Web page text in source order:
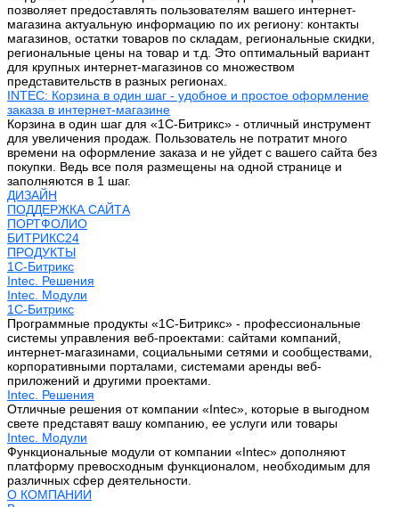
позволяет предоставлять пользователям вашего интернет-
магазина актуальную информацию по их региону: контакты
магазинов, остатки товаров по складам, региональные скидки,
региональные цены на товар и т.д. Это оптимальный вариант
для крупных интернет-магазинов со множеством
представительств в разных регионах.
INTEC: Корзина в один шаг - удобное и простое оформление
заказа в интернет-магазине
Корзина в один шаг для «1С-Битрикс» - отличный инструмент
для увеличения продаж. Пользователь не потратит много
времени на оформление заказа и не уйдет с вашего сайта без
покупки. Ведь все поля размещены на одной странице и
заполняются в 1 шаг.
ДИЗАЙН
ПОДДЕРЖКА САЙТА
ПОРТФОЛИО
БИТРИКС24
ПРОДУКТЫ
1С-Битрикс
Intec. Решения
Intec. Модули
1С-Битрикс
Программные продукты «1С-Битрикс» - профессиональные
системы управления веб-проектами: сайтами компаний,
интернет-магазинами, социальными сетями и сообществами,
корпоративными порталами, системами аренды веб-
приложений и другими проектами.
Intec. Решения
Отличные решения от компании «Intec», которые в выгодном
свете представят вашу компанию, ее услуги или товары
Intec. Модули
Функциональные модули от компании «Intec» дополняют
платформу превосходным функционалом, необходимым для
различных сфер деятельности.
О КОМПАНИИ